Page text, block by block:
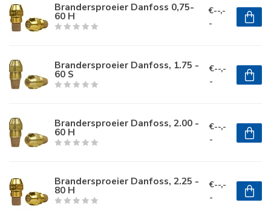
Brandersproeier Danfoss 0,75-
60 H
€--,-
-
Brandersproeier Danfoss, 1.75 -
60 S
€--,-
-
Brandersproeier Danfoss, 2.00 -
60 H
€--,-
-
Brandersproeier Danfoss, 2.25 -
80 H
€--,-
-